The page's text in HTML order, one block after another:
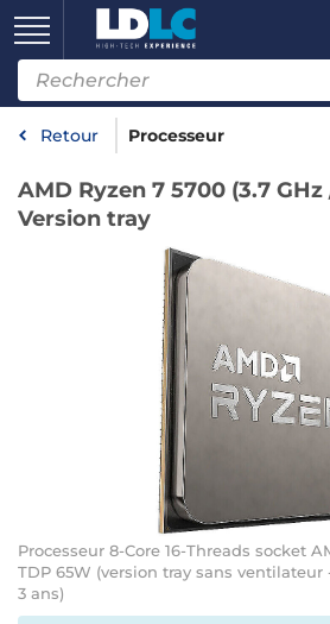
Retour Processeur
AMD Ryzen 7 5700 (3.7 GHz
Version tray
Processeur 8-Core 16-Threads socket
TDP 65W (version tray sans
3 ans)